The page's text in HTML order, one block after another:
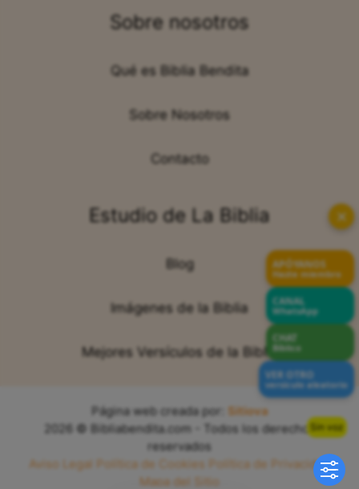
Sin voz
Sobre nosotros
Qué es Biblia Bendita
Sobre Nosotros
Contacto
Estudio de La Biblia
Blog
Imágenes de la Biblia
Mejores Versículos de la Biblia
Página web creada por:
Sitiova
2026 © Bibliabendita.com - Todos los derechos
reservados
Aviso Legal
Política de Cookies
Política de Privacidad
Mapa del Sitio
✕
APÓYANOS
Hazte miembro
CANAL
WhatsApp
CHAT
Bíblico
VER OTRO
versículo aleatorio